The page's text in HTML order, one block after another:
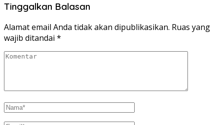
Tinggalkan Balasan
Alamat email Anda tidak akan dipublikasikan. Ruas yang
wajib ditandai *